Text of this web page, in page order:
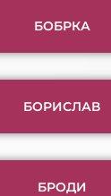
БОБРКА
БОРИСЛАВ
БРОДИ